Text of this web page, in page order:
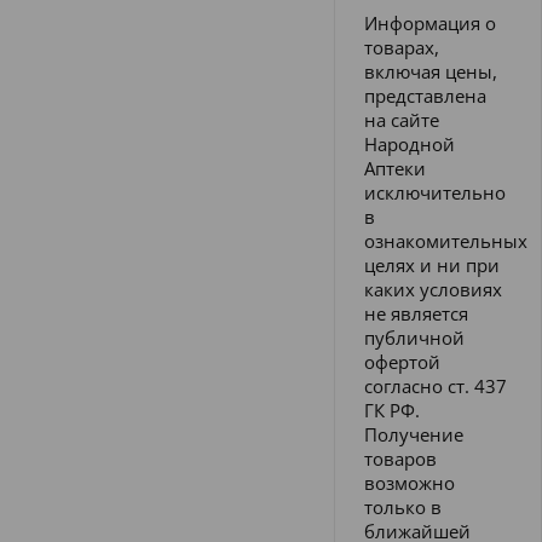
Информация о
товарах,
включая цены,
представлена
на сайте
Народной
Аптеки
исключительно
в
ознакомительных
целях и ни при
каких условиях
не является
публичной
офертой
согласно ст. 437
ГК РФ.
Получение
товаров
возможно
только в
ближайшей